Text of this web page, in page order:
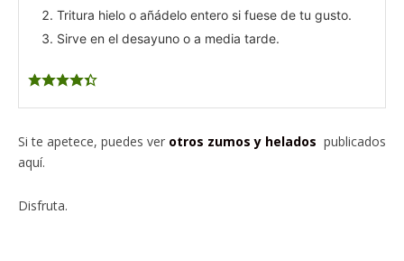
Tritura hielo o añádelo entero si fuese de tu gusto.
Sirve en el desayuno o a media tarde.
Si te apetece, puedes ver otros zumos y helados publicados
aquí.
Disfruta.